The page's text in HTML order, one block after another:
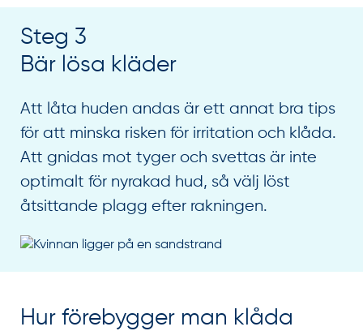
Steg 3
Bär lösa kläder
Att låta huden andas är ett annat bra tips
för att minska risken för irritation och klåda.
Att gnidas mot tyger och svettas är inte
optimalt för nyrakad hud, så välj löst
åtsittande plagg efter rakningen.
Hur förebygger man klåda